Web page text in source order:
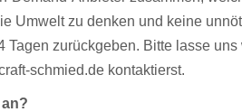
Umwelt zu denken und keine
Tagen zurückgeben. Bitte lasse
schmied.de kontaktierst.